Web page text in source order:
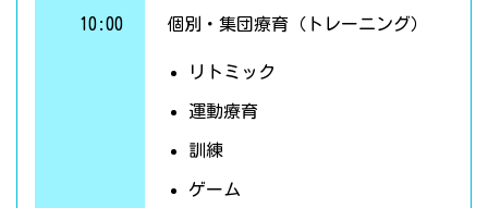
10:00 個別・集団療育（トレーニング）
リトミック
運動療育
訓練
ゲーム